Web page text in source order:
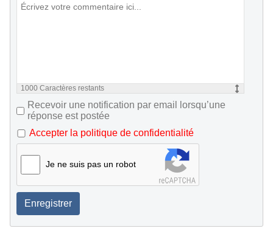
1000 Caractères restants
Recevoir une notification par email lorsqu’une
réponse est postée
Accepter la politique de confidentialité
Je ne suis pas un robot
Enregistrer